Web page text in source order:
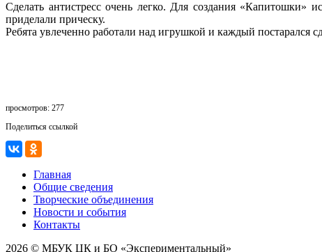
Сделать антистресс очень легко. Для создания
приделали прическу.
Ребята увлеченно работали над игрушкой и каждый постарался
просмотров: 277
Поделиться ссылкой
Главная
Общие сведения
Творческие объединения
Новости и события
Контакты
2026 © МБУК ЦК и БО «Экспериментальный»